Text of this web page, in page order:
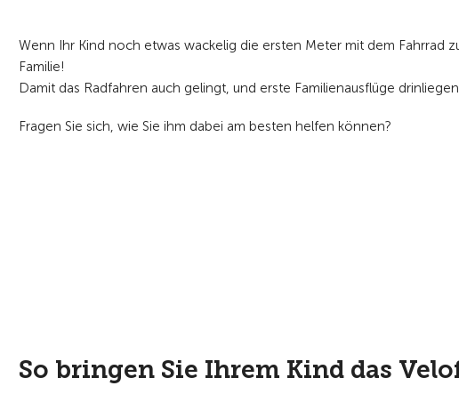
Wenn Ihr Kind noch etwas wackelig die ersten Meter mit dem Fahrrad
Familie!
Damit das Radfahren auch gelingt, und erste Familienausflüge
Fragen Sie sich, wie Sie ihm dabei am besten helfen können?
So bringen Sie Ihrem Kind das